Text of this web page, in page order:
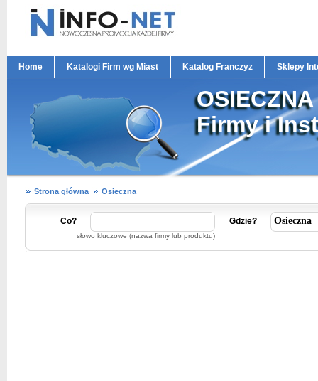
Home Katalogi Firm wg Miast Katalog Franczyz Sklepy
OSIECZNA
Firmy i
Strona główna Osieczna
Co?
słowo kluczowe (nazwa firmy lub produktu)
Gdzie?